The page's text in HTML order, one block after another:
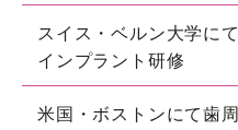
スイス・ベルン大学にて
インプラント研修
米国・ボストンにて歯周